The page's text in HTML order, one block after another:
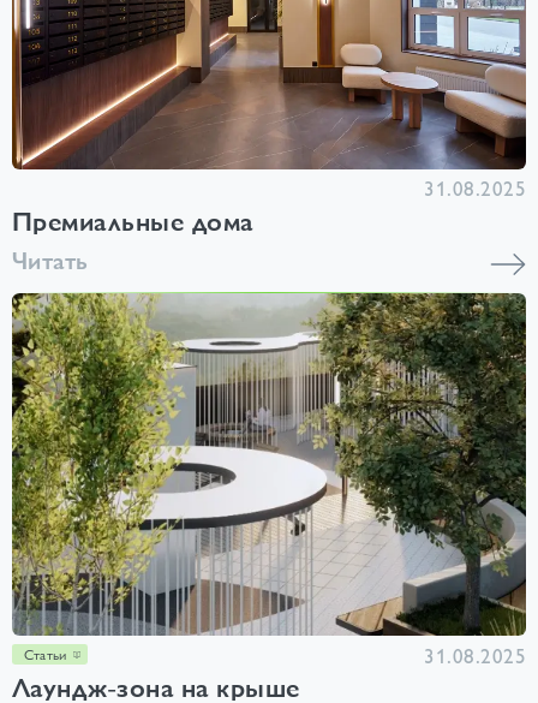
31.08.2025
Премиальные дома
Читать
Статьи 31.08.2025
Лаундж-зона на крыше